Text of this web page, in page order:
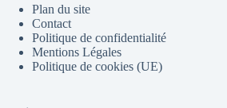
Plan du site
Contact
Politique de confidentialité
Mentions Légales
Politique de cookies (UE)